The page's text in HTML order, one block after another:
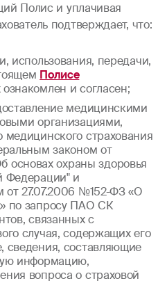
Полис и уплачивая
подтверждает, что:
использования, передачи,
Полисе
и согласен;
медицинскими
организациями,
медицинского страхования
законом от
основах охраны здоровья
Федерации" и
27.07.2006 №152-ФЗ «О
по запросу ПАО СК
связанных с
случая, содержащих его
сведения, составляющие
информацию,
вопроса о страховой